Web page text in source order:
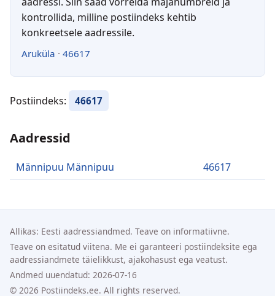
kontrollida, milline postiindeks kehtib
konkreetsele aadressile.
Aruküla · 46617
Postiindeks: 46617
Aadressid
Männipuu Männipuu 46617
Allikas: Eesti aadressiandmed. Teave on informatiivne.
Teave on esitatud viitena. Me ei garanteeri postiindeksite ega
aadressiandmete täielikkust, ajakohasust ega veatust.
Andmed uuendatud: 2026-07-16
© 2026 Postiindeks.ee. All rights reserved.